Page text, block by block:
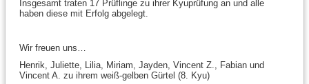
Insgesamt traten 17 Prüflinge zu ihrer Kyuprüfung an und alle
haben diese mit Erfolg abgelegt.
Wir freuen uns…
Henrik, Juliette, Lilia, Miriam, Jayden, Vincent Z., Fabian und
Vincent A. zu ihrem weiß-gelben Gürtel (8. Kyu)